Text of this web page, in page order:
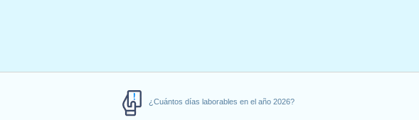
¿Cuántos días laborables en el año 2026?